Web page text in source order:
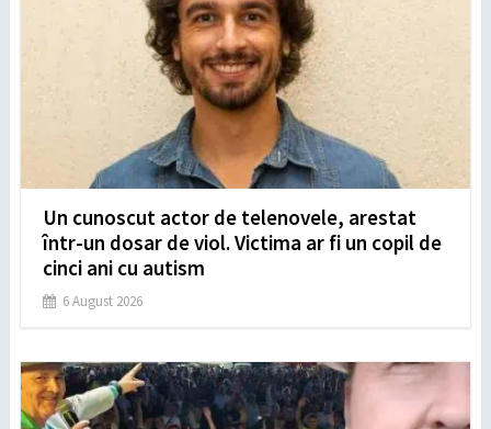
Un cunoscut actor de telenovele, arestat
într-un dosar de viol. Victima ar fi un copil de
cinci ani cu autism
6 August 2026